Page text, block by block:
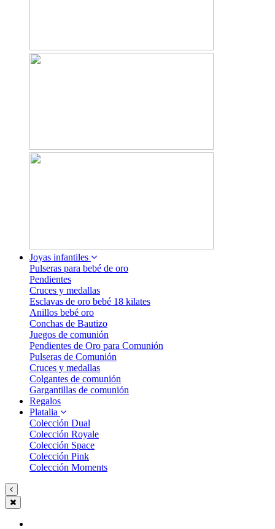
Joyas infantiles
Pulseras para bebé de oro
Pendientes
Cruces y medallas
Esclavas de oro bebé 18 kilates
Anillos bebé oro
Conchas de Bautizo
Juegos de comunión
Pendientes de Oro para Comunión
Pulseras de Comunión
Cruces y medallas
Colgantes de comunión
Gargantillas de comunión
Regalos
Platalia
Colección Dual
Colección Royale
Colección Space
Colección Pink
Colección Moments